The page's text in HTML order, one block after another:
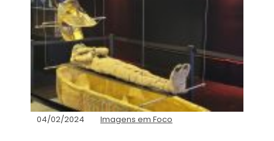
04/02/2024 Imagens em Foco